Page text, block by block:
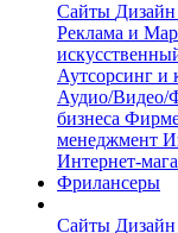
Сайты Дизайн
Реклама и
Аутсорсинг и
Аудио/Видео/
бизнеса
менеджмент
Интернет-
Фрилансеры
Сайты Дизайн